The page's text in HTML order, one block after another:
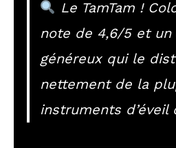
Le TamTam !
note de 4,6/5 et un
généreux qui le
nettement de la
instruments d’éveil